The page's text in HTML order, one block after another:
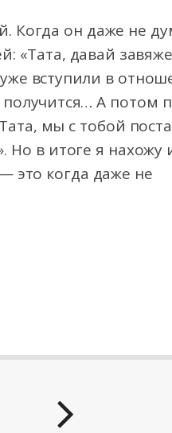
Когда он даже не
«Тата, давай
вступили в
А потом
мы с тобой
Но в итоге я нахожу
это когда даже не